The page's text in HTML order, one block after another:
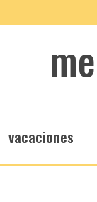
vacaciones